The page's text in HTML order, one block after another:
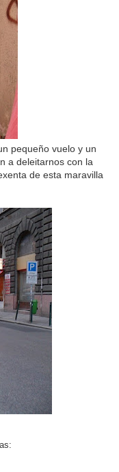
pequeño vuelo y un
a deleitarnos con la
de esta maravilla